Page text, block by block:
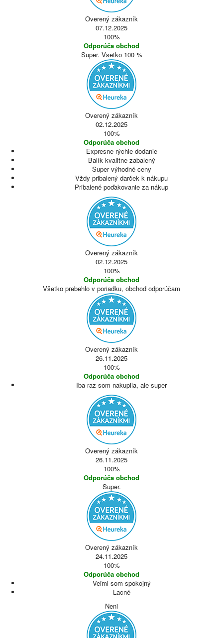
Overený zákazník
07.12.2025
100%
Odporúča obchod
Super. Vsetko 100 %
Overený zákazník
02.12.2025
100%
Odporúča obchod
Expresne rýchle dodanie
Balík kvalitne zabalený
Super výhodné ceny
Vždy pribalený darček k nákupu
Pribalené poďakovanie za nákup
Overený zákazník
02.12.2025
100%
Odporúča obchod
Všetko prebehlo v poriadku, obchod odporúčam
Overený zákazník
26.11.2025
100%
Odporúča obchod
Iba raz som nakupila, ale super
Overený zákazník
26.11.2025
100%
Odporúča obchod
Super.
Overený zákazník
24.11.2025
100%
Odporúča obchod
Veľmi som spokojný
Lacné
Neni